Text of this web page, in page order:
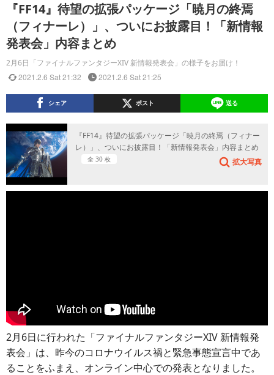
『FF14』待望の拡張パッケージ「暁月の終焉
（フィナーレ）」、ついにお披露目！「新情報
発表会」内容まとめ
2月6日「ファイナルファンタジーXIV 新情報発表会」の様子をお届け！
2021.2.6 Sat 21:32 2021.2.6 Sat 21:25
シェア ポスト 送る
『FF14』待望の拡張パッケージ「暁月の終焉（フィナー
レ）」、ついにお披露目！「新情報発表会」内容まとめ
全 30 枚 拡大写真
2月6日に行われた「ファイナルファンタジーXIV 新情報発
表会」は、昨今のコロナウイルス禍と緊急事態宣言中であ
ることをふまえ、オンライン中心での発表となりました。